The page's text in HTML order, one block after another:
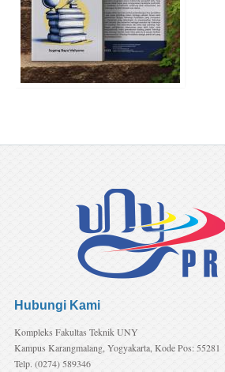
Hubungi Kami
Kompleks Fakultas Teknik UNY
Kampus Karangmalang, Yogyakarta, Kode Pos: 55281
Telp. (0274) 589346